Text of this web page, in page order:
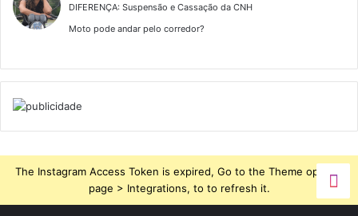
DIFERENÇA: Suspensão e Cassação da CNH
Moto pode andar pelo corredor?
The Instagram Access Token is expired, Go to the Theme options
page > Integrations, to to refresh it.